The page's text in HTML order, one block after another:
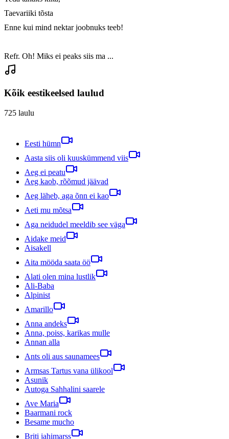
Taevariiki tõsta
Enne kui mind nektar joobnuks teeb!
Refr. Oh! Miks ei peaks siis ma ...
Kõik eestikeelsed laulud
725 laulu
Eesti hümn
Aasta siis oli kuuskümmend viis
Aeg ei peatu
Aeg kaob, rõõmud jäävad
Aeg läheb, aga õnn ei kao
Aeti mu mõtsa
Aga neidudel meeldib see väga
Aidake meid
Aisakell
Aita mööda saata öö
Alati olen mina lustlik
Ali-Baba
Alpinist
Amarillo
Anna andeks
Anna, poiss, karikas mulle
Annan alla
Ants oli aus saunamees
Armsas Tartus vana ülikool
Asunik
Autoga Sahhalini saarele
Ave Maria
Baarmani rock
Besame mucho
Briti jahimarss